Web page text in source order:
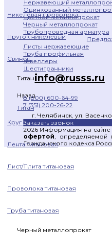
Никелевая проволока
Пруток никелевый
Свинец
Титан
Назад
Титан
Круг титановый
Лента титановая
Лист/Плита титановая
Проволока титановая
Труба титановая
Черный металлопрокат
Нержавеющий
Оцинкованный
Цветной металлопрокат
Черный металлопрокат
Трубопроводная арматура
Листы нержавеющие
Труба профильная
Швеллеры
Шестигранники
info@russs.ru
8 (800) 600-64-99
7 (351) 200-26-22
г. Челябинск, ул.
Заказать звонок
2026 Информация на сайте
офертой , определяемой
Гражданского кодекса